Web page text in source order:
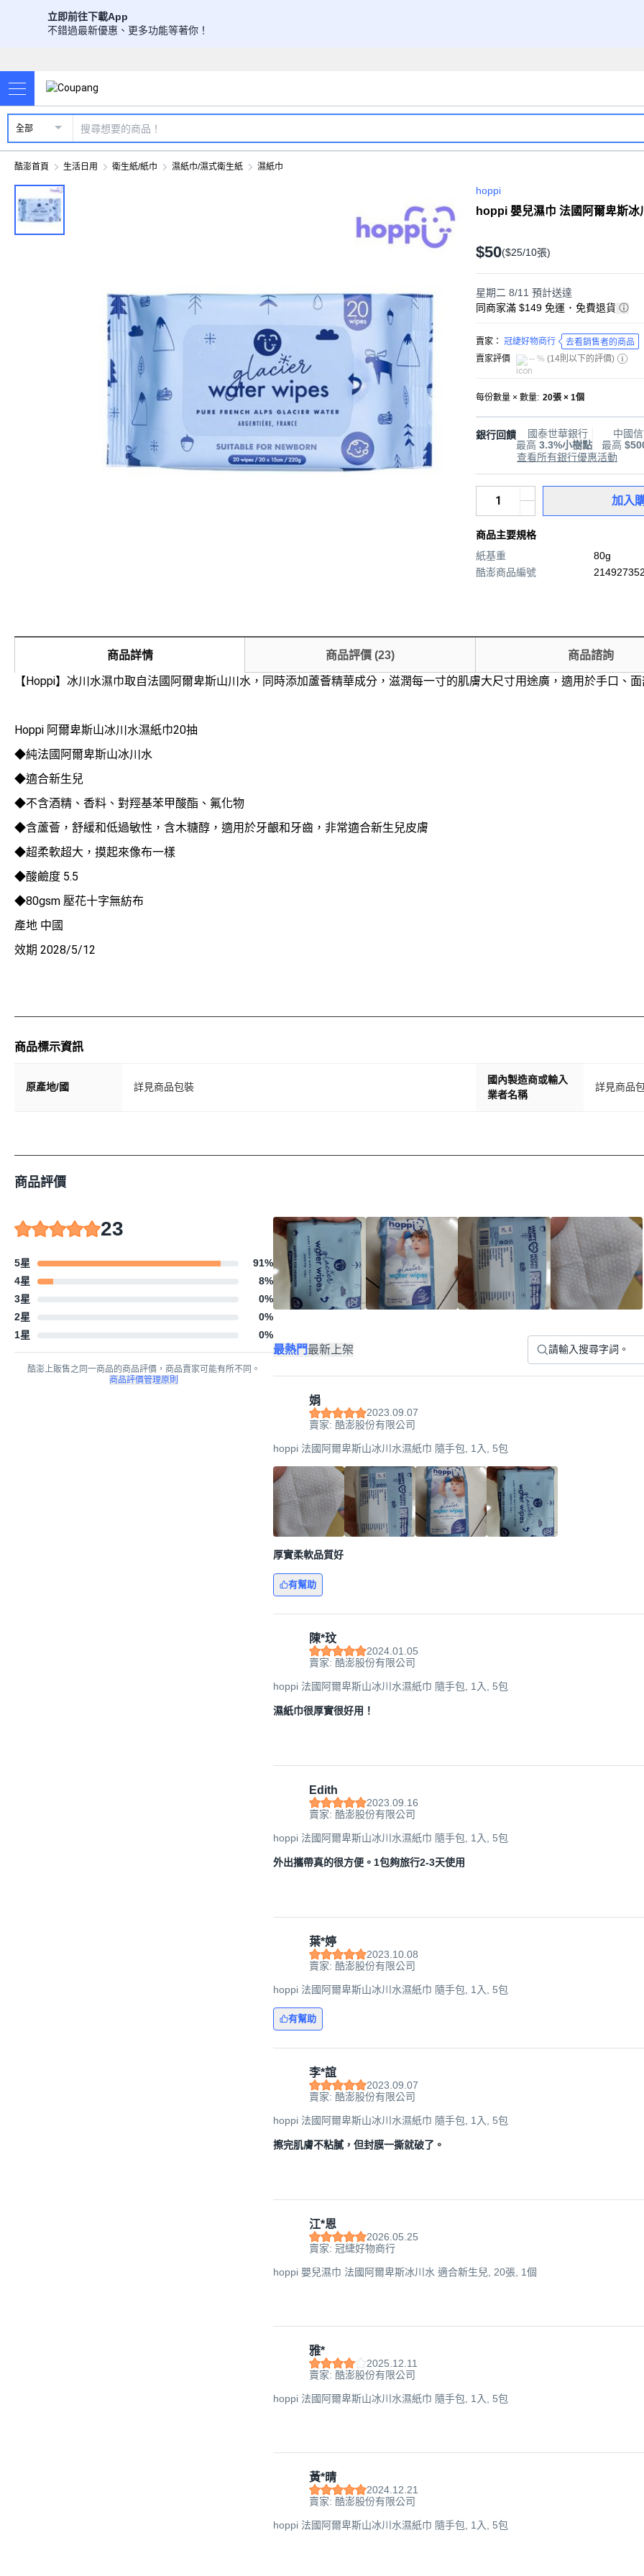
立即前往下載App
不錯過最新優惠、更多功能等著你！
全部
酷澎首頁 生活日用 衛生紙/紙巾 濕紙巾/濕式衛生紙 濕紙巾
hoppi
hoppi 嬰兒濕巾 法國阿爾卑斯冰
$50($25/10張)
星期二 8/11 預計送達
同商家滿 $149 免運 ･ 免費退貨
賣家： 冠緁好物商行
去看銷售者的商品
賣家評價
-- % (14則以下的評價)
每份數量 × 數量: 20張 × 1個
銀行回饋
國泰世華銀行
最高 3.3%小樹點
中國
最高
查看所有銀行優惠活動
加入
商品主要規格
紙基重
80g
酷澎商品編號
商品詳情 商品評價 (23) 商品諮詢
【Hoppi】冰川水濕巾取自法國阿爾卑斯山川水，同時添加蘆薈精華成分，滋潤每一寸的肌膚大尺寸用途廣，適用於手口、
Hoppi 阿爾卑斯山冰川水濕紙巾20抽
◆純法國阿爾卑斯山冰川水
◆適合新生兒
◆不含酒精、香料、對羥基苯甲酸酯、氟化物
◆含蘆薈，舒緩和低過敏性，含木糖醇，適用於牙齦和牙齒，非常適合新生兒皮膚
◆超柔軟超大，摸起來像布一樣
◆酸鹼度 5.5
◆80gsm 壓花十字無紡布
產地 中國
效期 2028/5/12
商品標示資訊
原產地/國 詳見商品包裝
國內製造商或輸入
業者名稱
詳見商品
商品評價
23
5星 91%
4星
8%
3星
0%
2星
0%
1星
0%
酷澎上販售之同一商品的商品評價，商品賣家可能有所不同。
商品評價管理原則
最熱門最新上架
娟
2023.09.07
賣家: 酷澎股份有限公司
hoppi 法國阿爾卑斯山冰川水濕紙巾 隨手包, 1入, 5包
厚實柔軟品質好
有幫助
陳*玟
2024.01.05
賣家: 酷澎股份有限公司
hoppi 法國阿爾卑斯山冰川水濕紙巾 隨手包, 1入, 5包
濕紙巾很厚實很好用！
Edith
2023.09.16
賣家: 酷澎股份有限公司
hoppi 法國阿爾卑斯山冰川水濕紙巾 隨手包, 1入, 5包
外出攜帶真的很方便。1包夠旅行2-3天使用
葉*婷
2023.10.08
賣家: 酷澎股份有限公司
hoppi 法國阿爾卑斯山冰川水濕紙巾 隨手包, 1入, 5包
有幫助
李*誼
2023.09.07
賣家: 酷澎股份有限公司
hoppi 法國阿爾卑斯山冰川水濕紙巾 隨手包, 1入, 5包
擦完肌膚不粘膩，但封膜一撕就破了。
江*恩
2026.05.25
賣家: 冠緁好物商行
hoppi 嬰兒濕巾 法國阿爾卑斯冰川水 適合新生兒, 20張, 1個
雅*
2025.12.11
賣家: 酷澎股份有限公司
hoppi 法國阿爾卑斯山冰川水濕紙巾 隨手包, 1入, 5包
黃*晴
2024.12.21
賣家: 酷澎股份有限公司
hoppi 法國阿爾卑斯山冰川水濕紙巾 隨手包, 1入, 5包